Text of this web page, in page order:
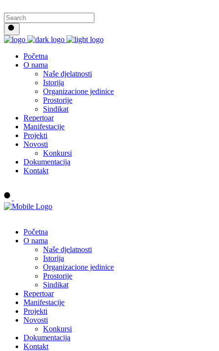
Početna
O nama
Naše djelatnosti
Istorija
Organizacione jedinice
Prostorije
Sindikat
Repertoar
Manifestacije
Projekti
Novosti
Konkursi
Dokumentacija
Kontakt
Početna
O nama
Naše djelatnosti
Istorija
Organizacione jedinice
Prostorije
Sindikat
Repertoar
Manifestacije
Projekti
Novosti
Konkursi
Dokumentacija
Kontakt